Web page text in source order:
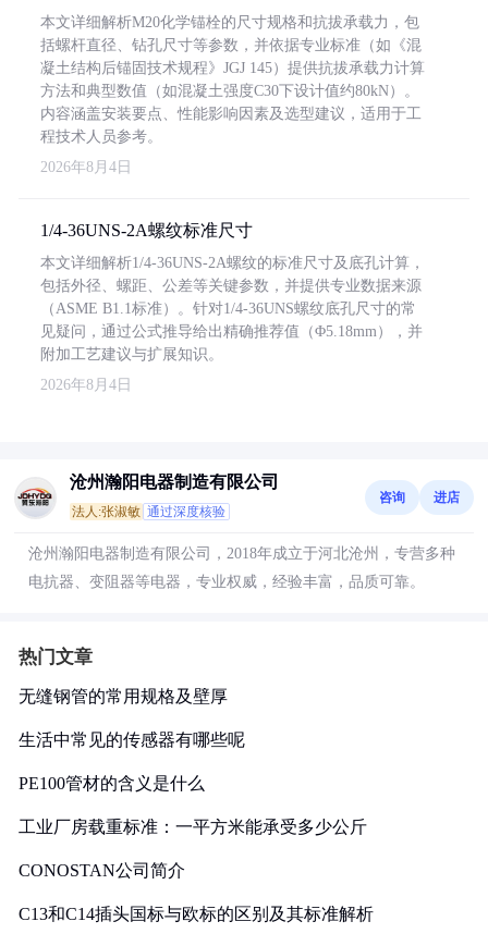
本文详细解析M20化学锚栓的尺寸规格和抗拔承载力，包
括螺杆直径、钻孔尺寸等参数，并依据专业标准（如《混
凝土结构后锚固技术规程》JGJ 145）提供抗拔承载力计算
方法和典型数值（如混凝土强度C30下设计值约80kN）。
内容涵盖安装要点、性能影响因素及选型建议，适用于工
程技术人员参考。
2026年8月4日
1/4-36UNS-2A螺纹标准尺寸
本文详细解析1/4-36UNS-2A螺纹的标准尺寸及底孔计算，
包括外径、螺距、公差等关键参数，并提供专业数据来源
（ASME B1.1标准）。针对1/4-36UNS螺纹底孔尺寸的常
见疑问，通过公式推导给出精确推荐值（Φ5.18mm），并
附加工艺建议与扩展知识。
2026年8月4日
沧州瀚阳电器制造有限公司
法人:张淑敏 通过深度核验
咨询 进店
沧州瀚阳电器制造有限公司，2018年成立于河北沧州，专营多种
电抗器、变阻器等电器，专业权威，经验丰富，品质可靠。
热门文章
无缝钢管的常用规格及壁厚
生活中常见的传感器有哪些呢
PE100管材的含义是什么
工业厂房载重标准：一平方米能承受多少公斤
CONOSTAN公司简介
C13和C14插头国标与欧标的区别及其标准解析